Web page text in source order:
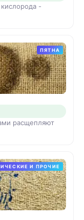
-
ПЯТНА
расщепляют
И ПРОЧИЕ